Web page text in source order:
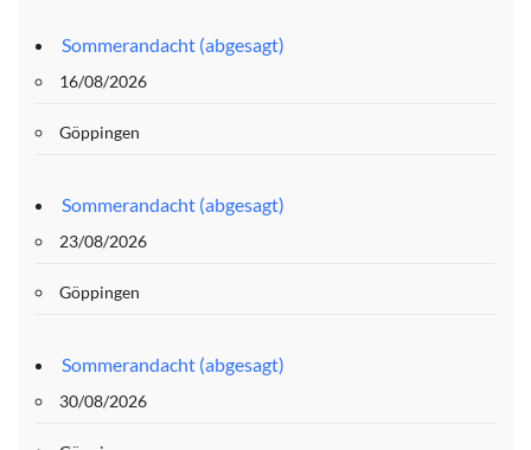
Sommerandacht (abgesagt)
16/08/2026
Göppingen
Sommerandacht (abgesagt)
23/08/2026
Göppingen
Sommerandacht (abgesagt)
30/08/2026